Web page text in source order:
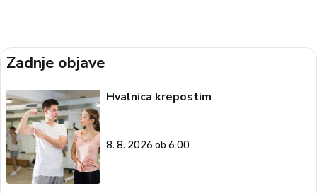
Zadnje objave
Hvalnica krepostim
8. 8. 2026 ob 6:00